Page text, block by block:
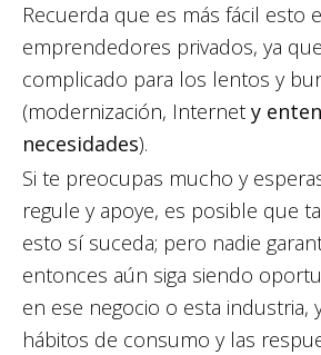
Recuerda que es más fácil esto
emprendedores privados, ya
complicado para los lentos y
(modernización, Internet y
necesidades).
Si te preocupas mucho y
regule y apoye, es posible que
esto sí suceda; pero nadie
entonces aún siga siendo
en ese negocio o esta industria,
hábitos de consumo y las